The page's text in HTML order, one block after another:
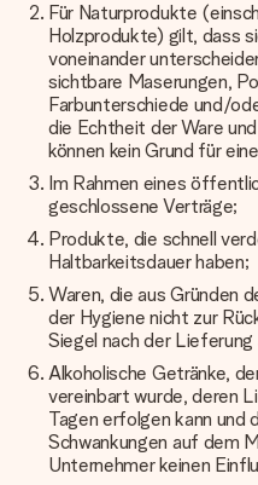
Für Naturprodukte
Holzprodukte) gilt, dass
voneinander
sichtbare Maserungen,
Farbunterschiede und/
die Echtheit der Ware
können kein Grund für
Im Rahmen eines
geschlossene Verträge;
Produkte, die schnell
Haltbarkeitsdauer haben;
Waren, die aus Gründen
der Hygiene nicht zur
Siegel nach der
Alkoholische Getränke,
vereinbart wurde, deren
Tagen erfolgen kann und
Schwankungen auf dem
Unternehmer keinen